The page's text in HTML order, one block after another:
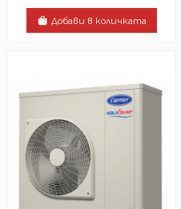
Добави в количката